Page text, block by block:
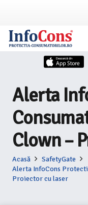
Alerta
Clown –
Acasă
SafetyGate
Alerta InfoCons
Proiector cu laser